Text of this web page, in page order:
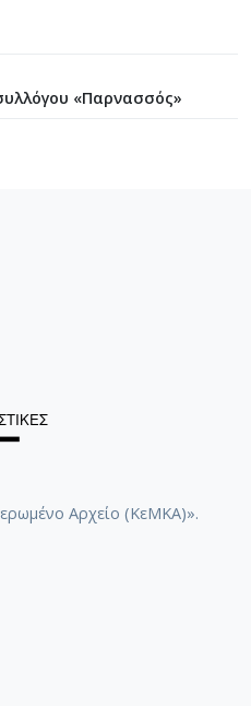
«Παρνασσός»
Αρχείο (ΚεΜΚΑ)».